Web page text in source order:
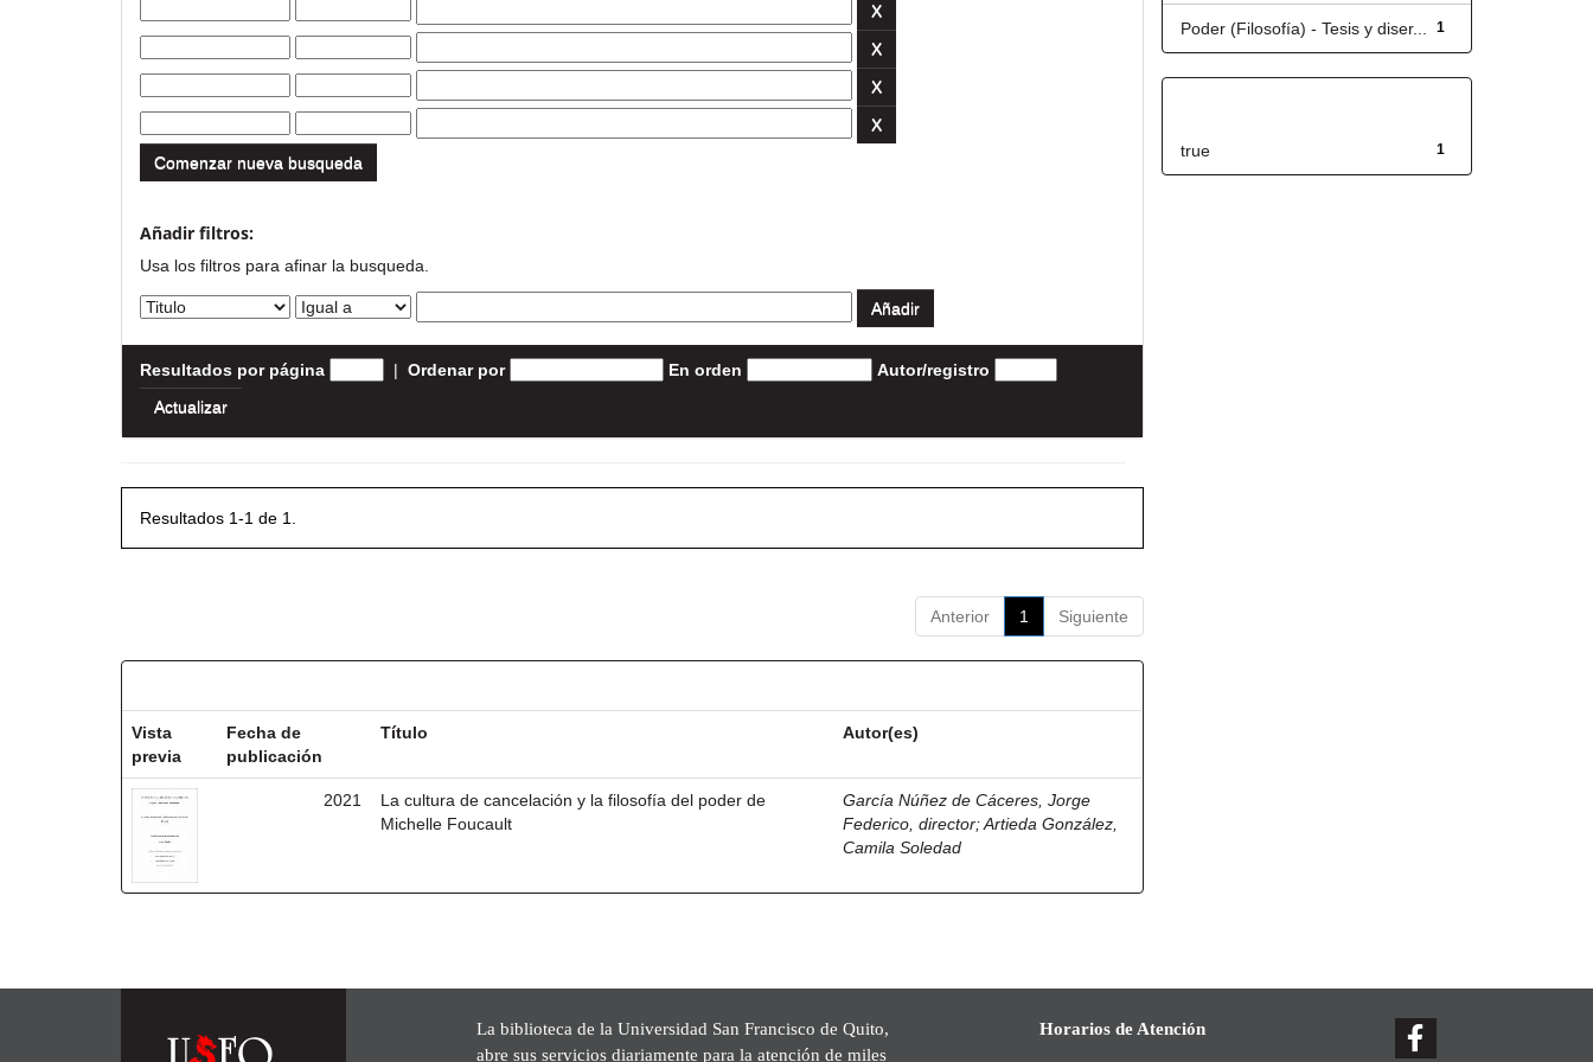
Comenzar nueva busqueda
Añadir filtros:
Usa los filtros para afinar la busqueda.
Resultados por página | Ordenar por En orden Autor/registro
Resultados 1-1 de 1.
Anterior 1 Siguiente
Vista
previa
Fecha de
publicación
Título Autor(es)
2021
La cultura de cancelación y la filosofía del poder de
Michelle Foucault
García Núñez de Cáceres, Jorge
Federico, director;Artieda González,
Camila Soledad
1
Poder (Filosofía) - Tesis y diser...
1
true
La biblioteca de la Universidad San Francisco de Quito,
abre sus servicios diariamente para la atención de miles
Horarios de Atención